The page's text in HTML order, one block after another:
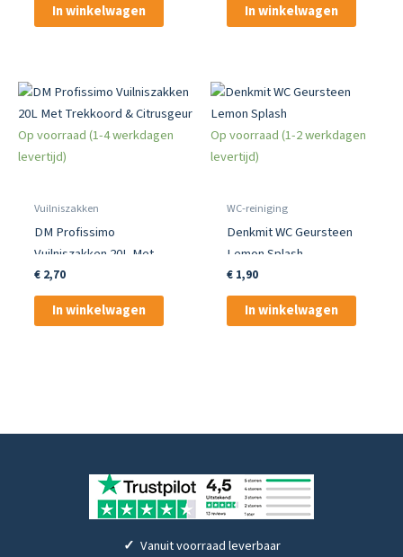
In winkelwagen In winkelwagen
Op voorraad (1-4 werkdagen
levertijd)
Vuilniszakken
DM Profissimo
Vuilniszakken 20L Met
Trekkoord & Citrusgeur
€2,70
In winkelwagen
Op voorraad (1-2 werkdagen
levertijd)
WC-reiniging
Denkmit WC Geursteen
Lemon Splash
€1,90
In winkelwagen
✓ Vanuit voorraad leverbaar